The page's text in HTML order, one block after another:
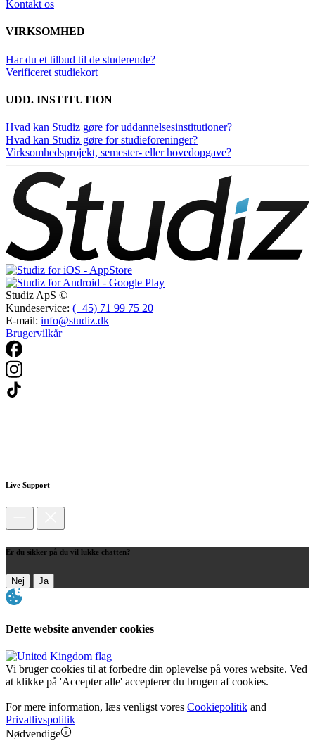
Kontakt os
VIRKSOMHED
Har du et tilbud til de studerende?
Verificeret studiekort
UDD. INSTITUTION
Hvad kan Studiz gøre for uddannelsesinstitutioner?
Hvad kan Studiz gøre for studieforeninger?
Virksomhedsprojekt, semester- eller hovedopgave?
Studiz ApS ©
Kundeservice: (+45) 71 99 75 20
E-mail: info@studiz.dk
Brugervilkår
Live Support
Er du sikker på du vil lukke chatten?
Nej Ja
Dette website anvender cookies
Vi bruger cookies til at forbedre din oplevelse på vores website. Ved
at klikke på 'Accepter alle' accepterer du brugen af cookies.
For mere information, læs venligst vores Cookiepolitik and
Privatlivspolitik
Nødvendige